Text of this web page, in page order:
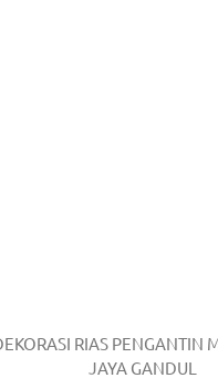
RIAS PENGANTIN
JAYA GANDUL